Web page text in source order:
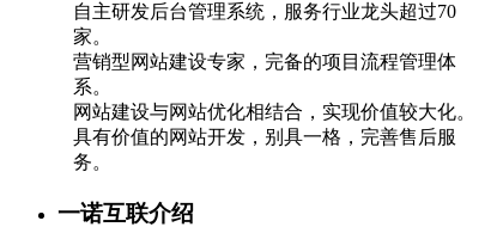
自主研发后台管理系统，服务行业龙头超过70
家。
营销型网站建设专家，完备的项目流程管理体
系。
网站建设与网站优化相结合，实现价值较大化。
具有价值的网站开发，别具一格，完善售后服
务。
一诺互联介绍